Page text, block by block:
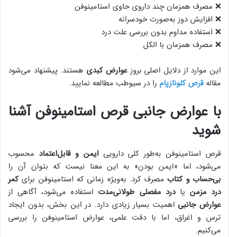
❌ مصرف همزمان چند داروی حاوی استامینوفن
❌ افزایش دوز به‌صورت خودسرانه
❌ استفاده مداوم بدون بررسی علت درد
❌ مصرف همزمان با الکل
این موارد از دلایل اصلی بروزعوارض کبدی هستند. پیشنهاد می‌شود
مقالهقرص کلونازپام را در سیوطب مطالعه نمایید.
با عوارض جانبی قرص استامینوفن آشنا
شوید
قرص استامینوفن به‌طور کلی داروییایمن و قابل‌اعتماد محسوب
می‌شود، اما «ایمن بودن» به این معنا نیست که بتوان آن را
بی‌حساب و کتابمصرف کرد. به‌ویژه زمانی که استامینوفن برایکمر
درد مزمن یادرد مفصلی طولانی‌مدتاستفاده می‌شود، آگاهی از
عوارض جانبیاهمیت بسیار زیادی دارد. در این بخش، بدون ایجاد
ترس و اغراق، اما با دقت علمی، عوارض استامینوفن را بررسی
می‌کنیم.